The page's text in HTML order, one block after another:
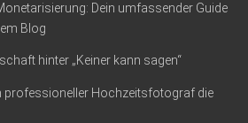
Dein umfassender Guide
Blog
hinter „Keiner kann sagen“
professioneller Hochzeitsfotograf die